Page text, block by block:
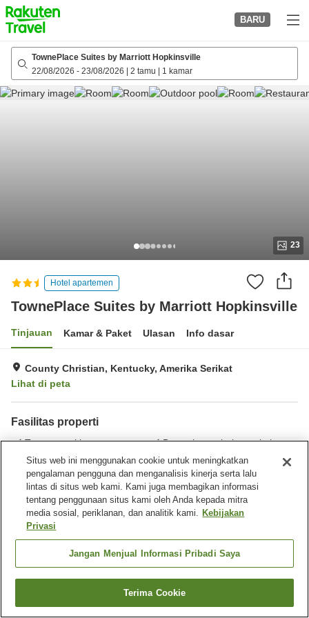
to
top
page
BARU
TownePlace Suites by Marriott Hopkinsville
22/08/2026 - 23/08/2026 2 tamu 1 kamar
23
Hotel apartemen
TownePlace Suites by Marriott Hopkinsville
Tinjauan Kamar & Paket Ulasan Info dasar
County Christian, Kentucky, Amerika Serikat
Lihat di peta
Fasilitas properti
Tempat parkir
Benar-benar bebas rokok
Laundry
Ruang rapat
Beranda Amerika Serikat Kentucky
County Christian
TownePlace Suites by Marriott Hopkinsville
Cari kamar
Situs web ini menggunakan cookie untuk meningkatkan
pengalaman pengguna dan menganalisis kinerja serta lalu
lintas di situs web kami. Kami juga membagikan informasi
tentang penggunaan situs kami oleh Anda kepada mitra
media sosial, periklanan, dan analitik kami. Kebijakan
Privasi
Jangan Menjual Informasi Pribadi Saya
Terima Cookie